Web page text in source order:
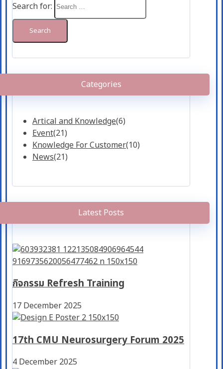
Search for:
Categories
Artical and Knowledge(6)
Event(21)
Knowledge For Customer(10)
News(21)
Latest Posts
กิจกรรม Refresh Training
17 December 2025
17th CMU Neurosurgery Forum 2025
4 December 2025